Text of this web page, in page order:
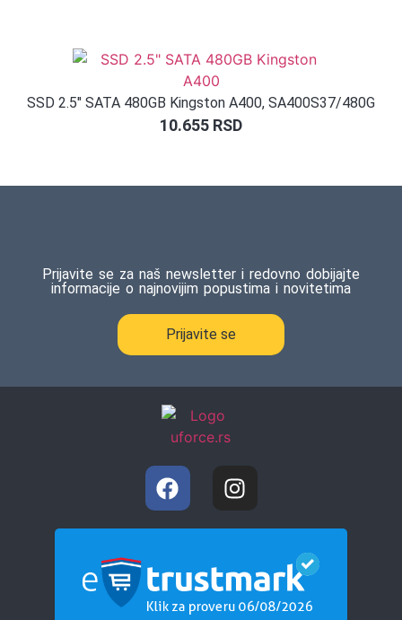
SSD 2.5″ SATA 480GB Kingston A400, SA400S37/480G
10.655 RSD
Prijavite se za naš newsletter i redovno dobijajte
informacije o najnovijim popustima i novitetima
Prijavite se